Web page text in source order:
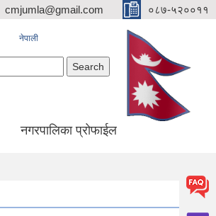
cmjumla@gmail.com ०८७-५२००११
नेपाली
नगरपालिका प्रोफाईल